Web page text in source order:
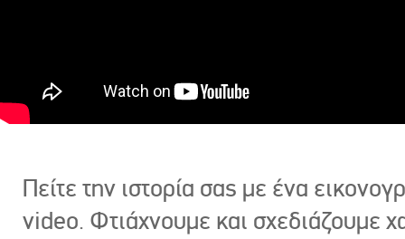
Πείτε την ιστορία σας με ένα
video. Φτιάχνουμε και σχεδιάζουμε